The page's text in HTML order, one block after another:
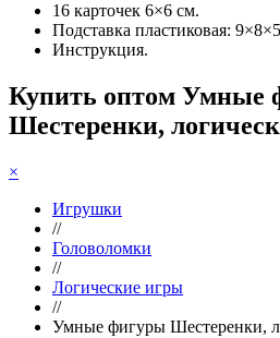
16 карточек 6×6 см.
Подставка пластиковая:
Инструкция.
Купить оптом Умные
Шестеренки,
×
Игрушки
//
Головоломки
//
Логические игры
//
Умные фигуры Шестеренки,